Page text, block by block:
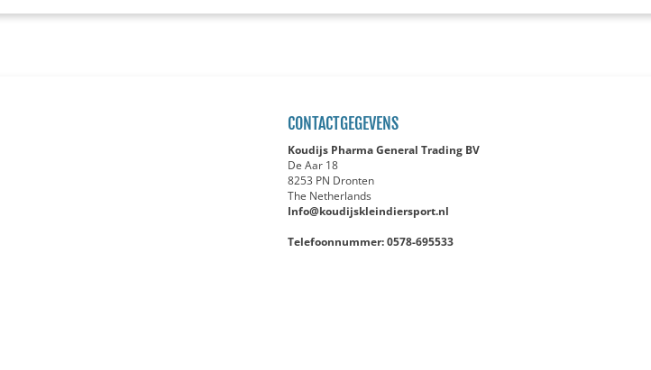
CONTACTGEGEVENS
Koudijs Pharma General Trading BV
De Aar 18
8253 PN Dronten
The Netherlands
Info@koudijskleindiersport.nl
Telefoonnummer: 0578-695533